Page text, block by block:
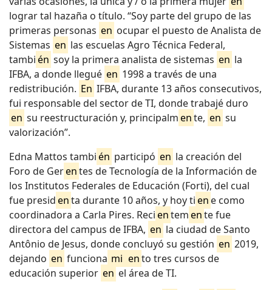
lograr tal hazaña o título. “Soy parte del grupo de las
primeras personas en ocupar el puesto de Analista de
Sistemas en las escuelas Agro Técnica Federal,
también soy la primera analista de sistemas en la
IFBA, a donde llegué en 1998 a través de una
redistribución. En IFBA, durante 13 años consecutivos,
fui responsable del sector de TI, donde trabajé duro
en su reestructuración y, principalmente, en su
valorización”.
Edna Mattos también participó en la creación del
Foro de Gerentes de Tecnología de la Información de
los Institutos Federales de Educación (Forti), del cual
fue presidenta durante 10 años, y hoy tien e como
coordinadora a Carla Pires. Recientemente fue
directora del campus de IFBA, en la ciudad de Santo
Antônio de Jesus, donde concluyó su gestión en 2019,
dejando en funciona mi ento tres cursos de
educación superior en el área de TI.